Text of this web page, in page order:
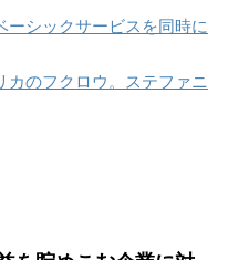
ーシックサービスを同時に
カのフクロウ。ステファニ